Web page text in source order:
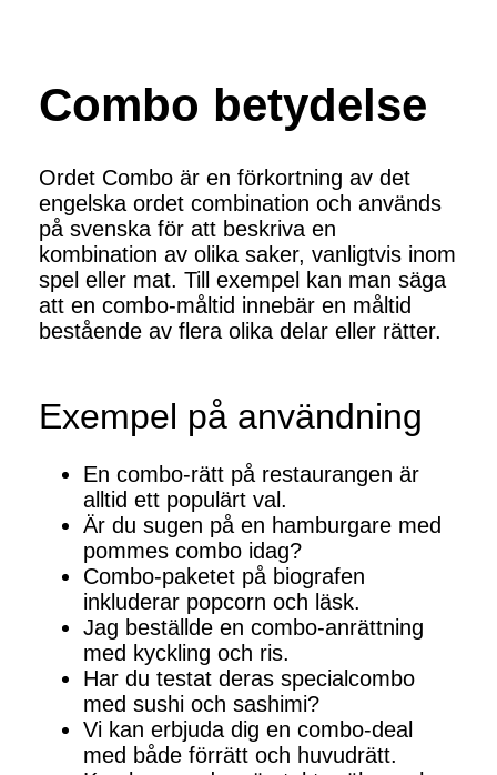
Combo betydelse
Ordet Combo är en förkortning av det
engelska ordet combination och används
på svenska för att beskriva en
kombination av olika saker, vanligtvis inom
spel eller mat. Till exempel kan man säga
att en combo-måltid innebär en måltid
bestående av flera olika delar eller rätter.
Exempel på användning
En combo-rätt på restaurangen är
alltid ett populärt val.
Är du sugen på en hamburgare med
pommes combo idag?
Combo-paketet på biografen
inkluderar popcorn och läsk.
Jag beställde en combo-anrättning
med kyckling och ris.
Har du testat deras specialcombo
med sushi och sashimi?
Vi kan erbjuda dig en combo-deal
med både förrätt och huvudrätt.